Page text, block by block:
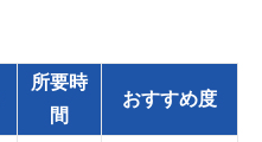
所要時
間
おすすめ度